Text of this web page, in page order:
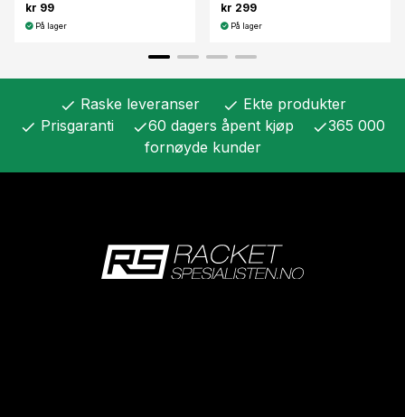
kr 99
På lager
kr 299
På lager
check Raske leveranser check Ekte produkter
check Prisgaranti check60 dagers åpent kjøp check365 000
fornøyde kunder